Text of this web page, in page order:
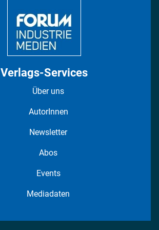
Verlags-Services
Über uns
AutorInnen
Newsletter
Abos
Events
Mediadaten